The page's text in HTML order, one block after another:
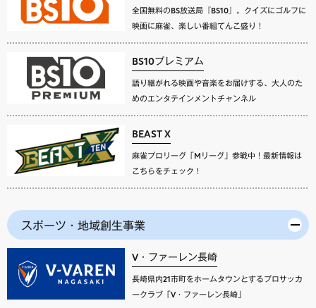
全国無料のBS放送局『BS10』。クイズにゴルフに
映画に麻雀、楽しい番組てんこ盛り！
BS10プレミアム
語り継がれる映画や音楽をお届けする、大人のた
めのエンタテインメントチャンネル
BEAST X
麻雀プロリーグ「Mリーグ」参戦中！最新情報は
こちらをチェック！
スポーツ・地域創生事業
V・ファーレン長崎
長崎県内21市町をホームタウンとするプロサッカ
ークラブ「V・ファーレン長崎」